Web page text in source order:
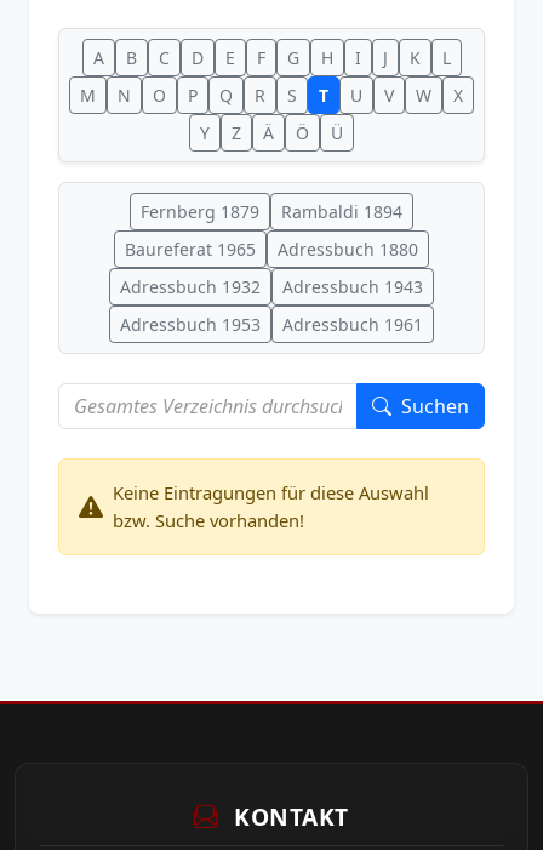
A B C D E F G H I J K
L
M
N O P Q R S T U V W
X
Y
Z Ä Ö Ü
Fernberg 1879
Rambaldi 1894
Baureferat 1965
Adressbuch 1880
Adressbuch 1932
Adressbuch 1943
Adressbuch 1953
Adressbuch 1961
Suchen
Keine Eintragungen für diese Auswahl
bzw. Suche vorhanden!
KONTAKT